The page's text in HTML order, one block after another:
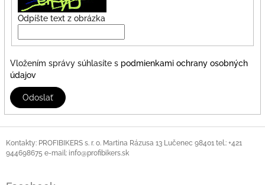
Odpíšte text z obrázka
Vložením správy súhlasíte s podmienkami ochrany osobných
údajov
Odoslať
p
Kontakty: PROFIBIKERS s. r. o. Martina Rázusa 13 Lučenec 98401 tel.: +421
944698675 e-mail: info@profibikers.sk